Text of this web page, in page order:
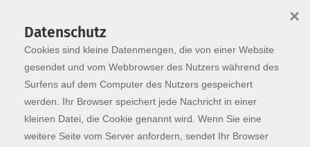
Skip to main content
You are here:
Programm
Der Kurs konnte nicht gefunden werden.
Datenschutz
Cookies sind kleine Datenmengen, die von einer Website
gesendet und vom Webbrowser des Nutzers während des
Surfens auf dem Computer des Nutzers gespeichert
werden. Ihr Browser speichert jede Nachricht in einer
kleinen Datei, die Cookie genannt wird. Wenn Sie eine
weitere Seite vom Server anfordern, sendet Ihr Browser
×